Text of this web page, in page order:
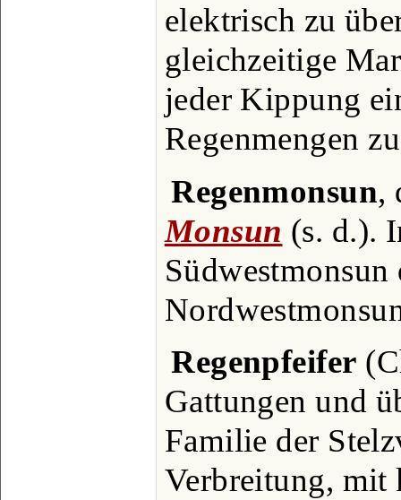
elektrisch zu
gleichzeitige
jeder Kippung
Regenmengen
Regenmonsun,
Monsun (s. d.).
Regenpfeifer
Gattungen und
Familie der
Verbreitung, mit